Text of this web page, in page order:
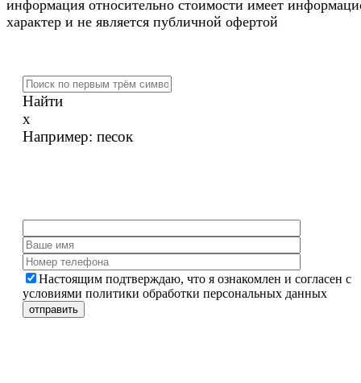
информация относительно стоимости имеет
характер и не является публичной офертой
Найти
x
Например: песок
Настоящим подтверждаю, что я ознакомлен и согласен с
условиями политики обработки персональных данных